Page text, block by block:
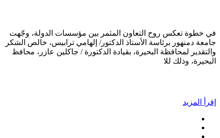
في خطوة تعكس روح التعاون المثمر بين مؤسسات الدولة، وجّهت
جامعة دمنهور برئاسة الأستاذ الدكتور/ إلهامي ترابيس، خالص الشكر
والتقدير لمحافظة البحيرة، بقيادة الدكتورة / جاكلين عازر، محافظ
البحيرة، وذلك للا
إقرأ المزيد